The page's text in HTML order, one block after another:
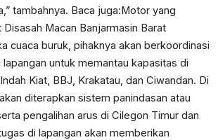
tambahnya. Baca juga:Motor yang
Disasah Macan Banjarmasin Barat
cuaca buruk, pihaknya akan berkoordinasi
untuk memantau kapasitas di
Kiat, BBJ, Krakatau, dan Ciwandan. Di
diterapkan sistem panindasan atau
pengalihan arus di Cilegon Timur dan
di lapangan akan memberikan